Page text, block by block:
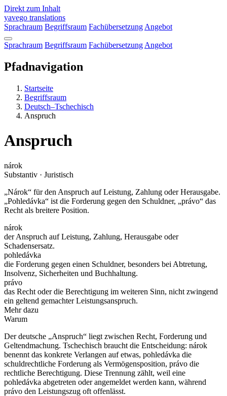
Direkt zum Inhalt
yavego translations
Sprachraum Begriffsraum Fachübersetzung Angebot
Sprachraum Begriffsraum Fachübersetzung Angebot
Pfadnavigation
Startseite
Begriffsraum
Deutsch–Tschechisch
Anspruch
Anspruch
nárok
Substantiv · Juristisch
„Nárok“ für den Anspruch auf Leistung, Zahlung oder Herausgabe.
„Pohledávka“ ist die Forderung gegen den Schuldner, „právo“ das
Recht als breitere Position.
nárok
der Anspruch auf Leistung, Zahlung, Herausgabe oder
Schadensersatz.
pohledávka
die Forderung gegen einen Schuldner, besonders bei Abtretung,
Insolvenz, Sicherheiten und Buchhaltung.
právo
das Recht oder die Berechtigung im weiteren Sinn, nicht zwingend
ein geltend gemachter Leistungsanspruch.
Mehr dazu
Warum
Der deutsche „Anspruch“ liegt zwischen Recht, Forderung und
Geltendmachung. Tschechisch braucht die Entscheidung: nárok
benennt das konkrete Verlangen auf etwas, pohledávka die
schuldrechtliche Forderung als Vermögensposition, právo die
rechtliche Berechtigung. Diese Trennung zählt, weil eine
pohledávka abgetreten oder angemeldet werden kann, während
právo den Leistungszug oft offenlässt.